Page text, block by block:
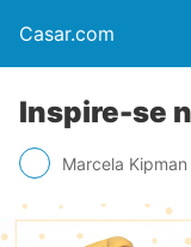
Casar.com
Inspire-se
Marcela Kipman